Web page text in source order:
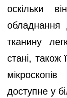
оскільки
обладнання
тканину
стані,
доступне у